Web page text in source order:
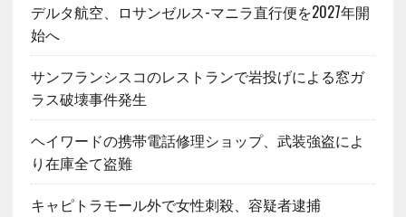
デルタ航空、ロサンゼルス-マニラ直行便を2027年開
始へ
サンフランシスコのレストランで岩投げによる窓ガ
ラス破壊事件発生
ヘイワードの携帯電話修理ショップ、武装強盗によ
り在庫全て盗難
キャピトラモール外で女性刺殺、容疑者逮捕